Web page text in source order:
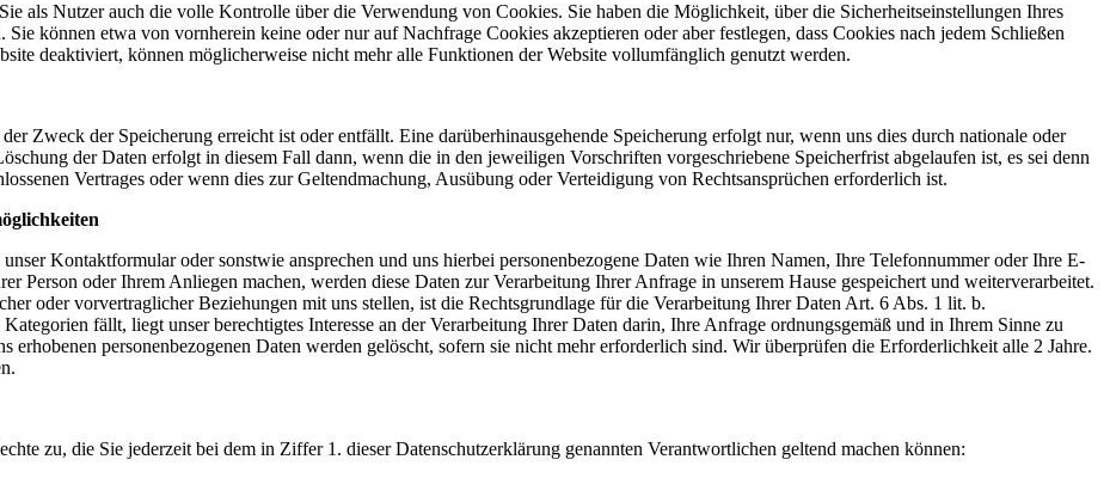
als Nutzer auch die volle Kontrolle über die Verwendung von Cookies. Sie haben die Möglichkeit, über die Sicherheitseinstellungen Ihres
können etwa von vornherein keine oder nur auf Nachfrage Cookies akzeptieren oder aber festlegen, dass Cookies nach jedem Schließen
deaktiviert, können möglicherweise nicht mehr alle Funktionen der Website vollumfänglich genutzt werden.
Zweck der Speicherung erreicht ist oder entfällt. Eine darüberhinausgehende Speicherung erfolgt nur, wenn uns dies durch nationale oder
der Daten erfolgt in diesem Fall dann, wenn die in den jeweiligen Vorschriften vorgeschriebene Speicherfrist abgelaufen ist, es sei denn
Vertrages oder wenn dies zur Geltendmachung, Ausübung oder Verteidigung von Rechtsansprüchen erforderlich ist.
Kontaktformular oder sonstwie ansprechen und uns hierbei personenbezogene Daten wie Ihren Namen, Ihre Telefonnummer oder Ihre E-
Person oder Ihrem Anliegen machen, werden diese Daten zur Verarbeitung Ihrer Anfrage in unserem Hause gespeichert und weiterverarbeitet.
oder vorvertraglicher Beziehungen mit uns stellen, ist die Rechtsgrundlage für die Verarbeitung Ihrer Daten Art. 6 Abs. 1 lit. b.
fällt, liegt unser berechtigtes Interesse an der Verarbeitung Ihrer Daten darin, Ihre Anfrage ordnungsgemäß und in Ihrem Sinne zu
erhobenen personenbezogenen Daten werden gelöscht, sofern sie nicht mehr erforderlich sind. Wir überprüfen die Erforderlichkeit alle 2 Jahre.
zu, die Sie jederzeit bei dem in Ziffer 1. dieser Datenschutzerklärung genannten Verantwortlichen geltend machen können: